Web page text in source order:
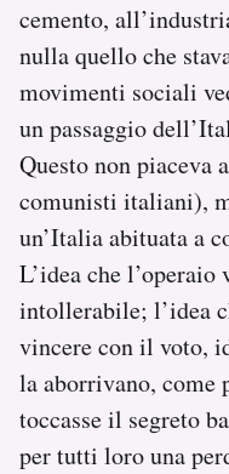
cemento,
nulla quello che
movimenti sociali
un passaggio
Questo non piaceva
comunisti italiani),
un’Italia abituata a
L’idea che
intollerabile; l’idea
vincere con il voto,
la aborrivano, come
toccasse il segreto
per tutti loro una